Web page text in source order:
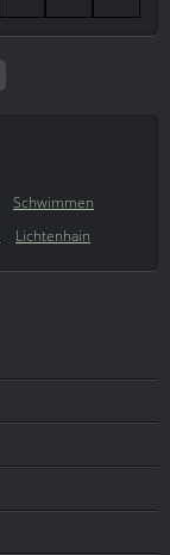
Schwimmen
Lichtenhain